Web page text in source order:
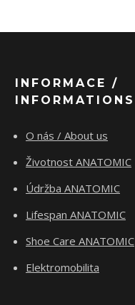
INFORMACE /
INFORMATIONS
O nás / About us
Životnost ANATOMIC
Údržba ANATOMIC
Lifespan ANATOMIC
Shoe Care ANATOMIC
Elektromobilita